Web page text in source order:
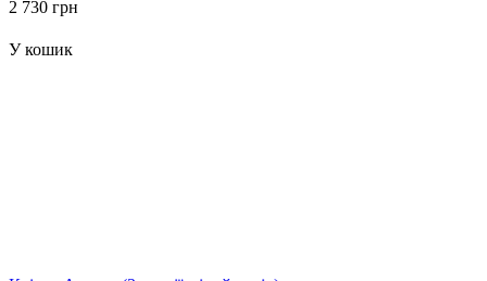
‍2 730‍ грн
У кошик